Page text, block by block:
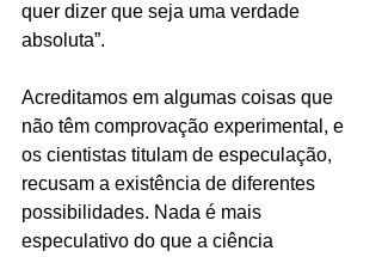
quer dizer que seja uma verdade
absoluta”.
Acreditamos em algumas coisas que
não têm comprovação experimental, e
os cientistas titulam de especulação,
recusam a existência de diferentes
possibilidades. Nada é mais
especulativo do que a ciência